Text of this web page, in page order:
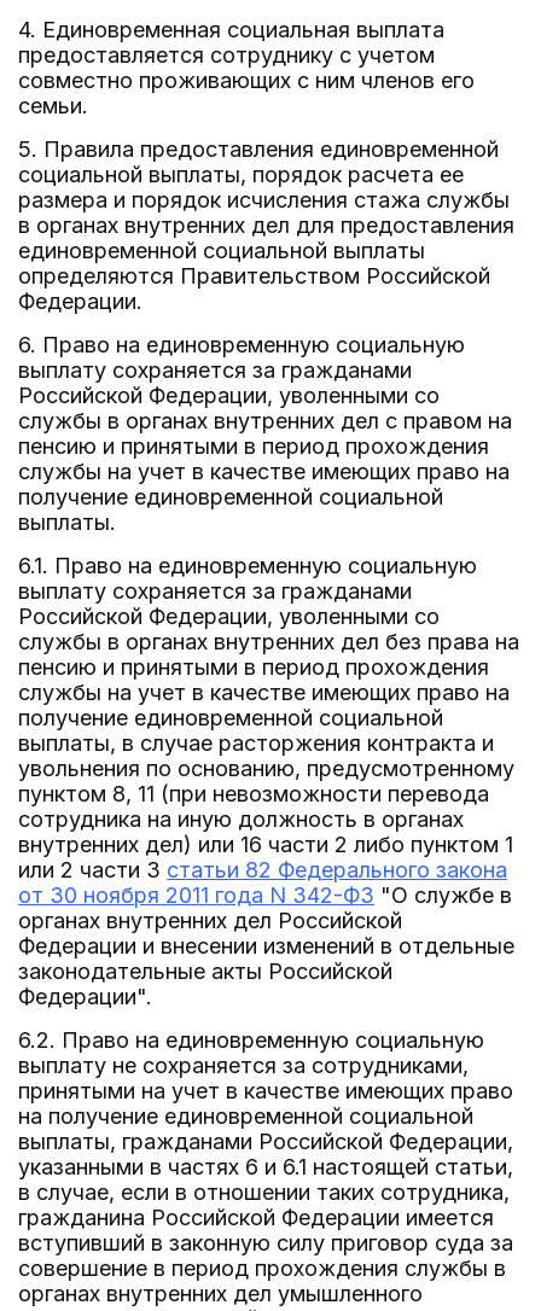
4. Единовременная социальная выплата
предоставляется сотруднику с учетом
совместно проживающих с ним членов его
семьи.
5. Правила предоставления единовременной
социальной выплаты, порядок расчета ее
размера и порядок исчисления стажа службы
в органах внутренних дел для предоставления
единовременной социальной выплаты
определяются Правительством Российской
Федерации.
6. Право на единовременную социальную
выплату сохраняется за гражданами
Российской Федерации, уволенными со
службы в органах внутренних дел с правом на
пенсию и принятыми в период прохождения
службы на учет в качестве имеющих право на
получение единовременной социальной
выплаты.
6.1. Право на единовременную социальную
выплату сохраняется за гражданами
Российской Федерации, уволенными со
службы в органах внутренних дел без права на
пенсию и принятыми в период прохождения
службы на учет в качестве имеющих право на
получение единовременной социальной
выплаты, в случае расторжения контракта и
увольнения по основанию, предусмотренному
пунктом 8, 11 (при невозможности перевода
сотрудника на иную должность в органах
внутренних дел) или 16 части 2 либо пунктом 1
или 2 части 3 статьи 82 Федерального закона
от 30 ноября 2011 года N 342-ФЗ "О службе в
органах внутренних дел Российской
Федерации и внесении изменений в отдельные
законодательные акты Российской
Федерации".
6.2. Право на единовременную социальную
выплату не сохраняется за сотрудниками,
принятыми на учет в качестве имеющих право
на получение единовременной социальной
выплаты, гражданами Российской Федерации,
указанными в частях 6 и 6.1 настоящей статьи,
в случае, если в отношении таких сотрудника,
гражданина Российской Федерации имеется
вступивший в законную силу приговор суда за
совершение в период прохождения службы в
органах внутренних дел умышленного